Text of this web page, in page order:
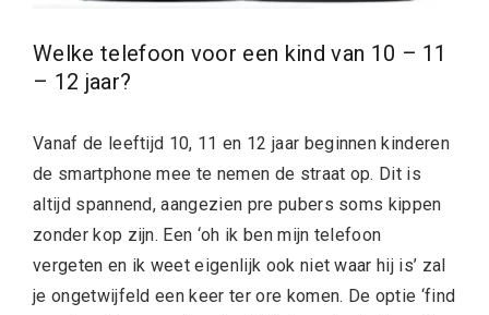
Welke telefoon voor een kind van 10 – 11
– 12 jaar?
Vanaf de leeftijd 10, 11 en 12 jaar beginnen kinderen
de smartphone mee te nemen de straat op. Dit is
altijd spannend, aangezien pre pubers soms kippen
zonder kop zijn. Een ‘oh ik ben mijn telefoon
vergeten en ik weet eigenlijk ook niet waar hij is’ zal
je ongetwijfeld een keer ter ore komen. De optie ‘find